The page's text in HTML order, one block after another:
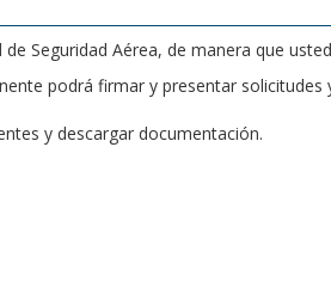
Seguridad Aérea, de manera que
podrá firmar y presentar solicitudes
y descargar documentación.